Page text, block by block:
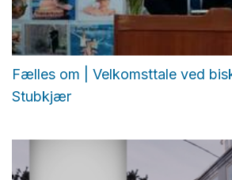
Fælles om | Velkomsttale ved
Stubkjær